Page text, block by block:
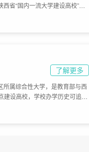
省“国内一流大学建设高校”、
了解更多
属综合性大学，是教育部与西
设高校，学校办学历史可追溯